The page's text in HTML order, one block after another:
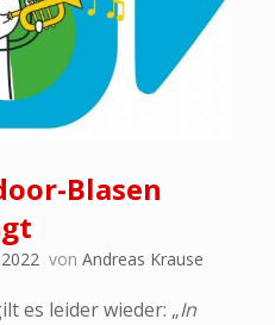
Blasen
von Andreas Krause
es leider wieder: „In